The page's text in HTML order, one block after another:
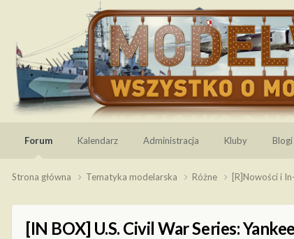
Forum Kalendarz Administracja Kluby Blogi
Strona główna Tematyka modelarska Różne [R]Nowości i
[IN BOX] U.S. Civil War Series: